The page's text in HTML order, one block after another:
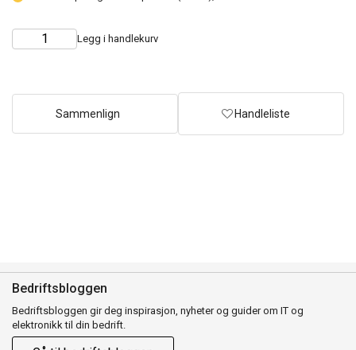
Choose
Quantity Legg i handlekurv
Sammenlign Handleliste
Bedriftsbloggen
Bedriftsbloggen gir deg inspirasjon, nyheter og guider om IT og
elektronikk til din bedrift.